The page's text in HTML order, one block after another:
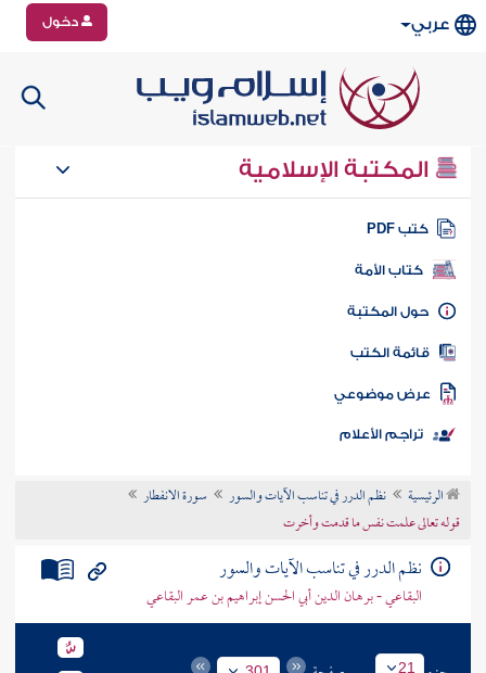
عربي دخول
المكتبة الإسلامية
كتب PDF
كتاب الأمة
المكتبة
الكتب
موضوعي
تراجم الأعلام
الرئيسية نظم الدرر في تناسب الآيات والسور
سورة الانفطار
قوله تعالى علمت نفس ما قدمت وأخرت
نظم الدرر في تناسب الآيات والسور
البقاعي - برهان الدين أبي الحسن إبراهيم بن عمر البقاعي
21